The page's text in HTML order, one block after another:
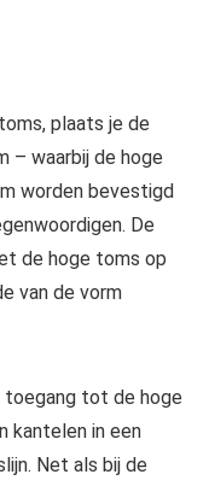
plaats je de
– waarbij de hoge
worden bevestigd
De
de hoge toms op
van de vorm
toegang tot de hoge
kantelen in een
Net als bij de